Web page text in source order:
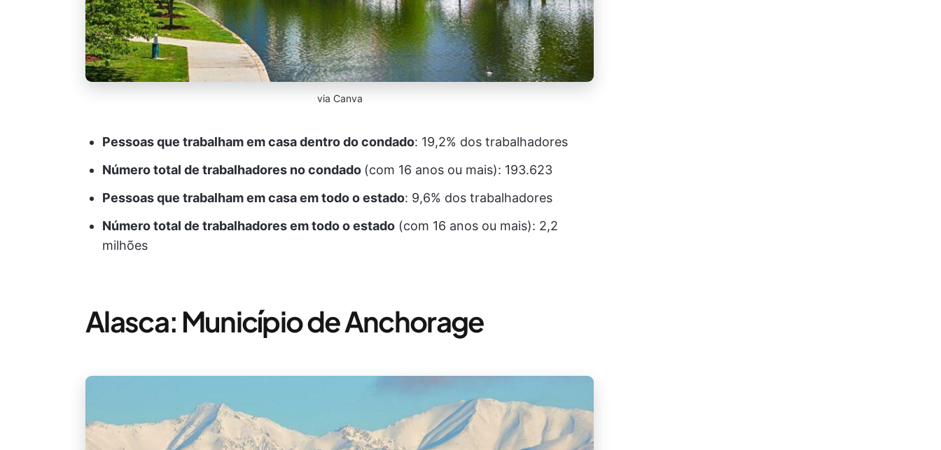
via Canva
Pessoas que trabalham em casa dentro do condado: 19,2% dos trabalhadores
Número total de trabalhadores no condado (com 16 anos ou mais): 193.623
Pessoas que trabalham em casa em todo o estado: 9,6% dos trabalhadores
Número total de trabalhadores em todo o estado (com 16 anos ou mais): 2,2
milhões
Alasca: Município de Anchorage